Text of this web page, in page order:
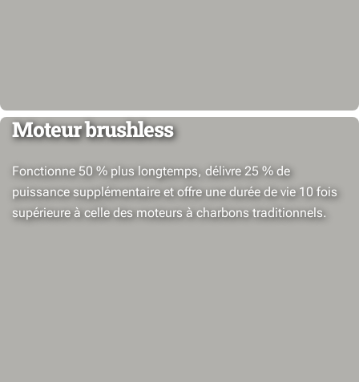
Moteur brushless
Fonctionne 50 % plus longtemps, délivre 25 % de
puissance supplémentaire et offre une durée de vie 10 fois
supérieure à celle des moteurs à charbons traditionnels.